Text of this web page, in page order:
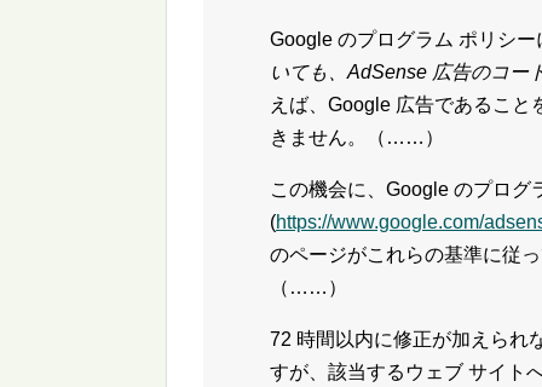
Google のプログラム ポリシー
いても、AdSense 広告のコー
えば、Google 広告であるこ
きません。（……）
この機会に、Google のプログ
(https://www.google.com/
のページがこれらの基準に従
（……）
72 時間以内に修正が加えられ
すが、該当するウェブ サイト